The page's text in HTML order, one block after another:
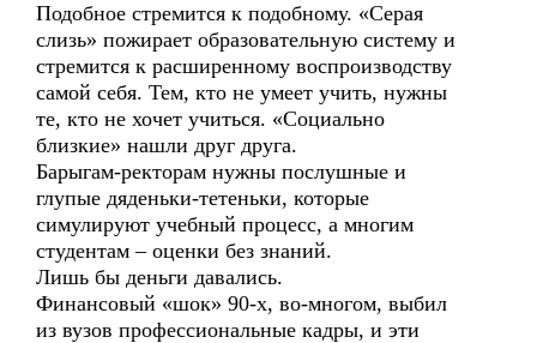
Подобное стремится к подобному. «Серая
слизь» пожирает образовательную систему и
стремится к расширенному воспроизводству
самой себя. Тем, кто не умеет учить, нужны
те, кто не хочет учиться. «Социально
близкие» нашли друг друга.
Барыгам-ректорам нужны послушные и
глупые дяденьки-тетеньки, которые
симулируют учебный процесс, а многим
студентам – оценки без знаний.
Лишь бы деньги давались.
Финансовый «шок» 90-х, во-многом, выбил
из вузов профессиональные кадры, и эти